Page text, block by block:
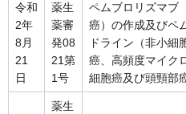
令和
2年
8月
21
日
薬生
薬審
発08
21第
1号
ペムブロリズマブ
癌）の作成及びペ
ドライン（非小細
癌、高頻度マイク
細胞癌及び頭頸部
薬生